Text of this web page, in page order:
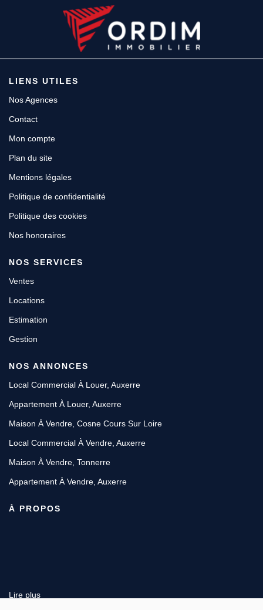
LIENS UTILES
Nos Agences
Contact
Mon compte
Plan du site
Mentions légales
Politique de confidentialité
Politique des cookies
Nos honoraires
NOS SERVICES
Ventes
Locations
Estimation
Gestion
NOS ANNONCES
Local Commercial À Louer, Auxerre
Appartement À Louer, Auxerre
Maison À Vendre, Cosne Cours Sur Loire
Local Commercial À Vendre, Auxerre
Maison À Vendre, Tonnerre
Appartement À Vendre, Auxerre
À PROPOS
Lire plus